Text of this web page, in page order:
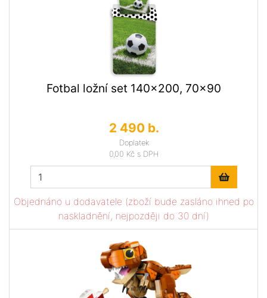
Fotbal ložní set 140x200, 70x90
2 490 b.
Doplatek
0,00 Kč s DPH
Objednáno u dodavatele (zboží bude zasláno ihned po
naskladnění, nejpozději do 30 dní)